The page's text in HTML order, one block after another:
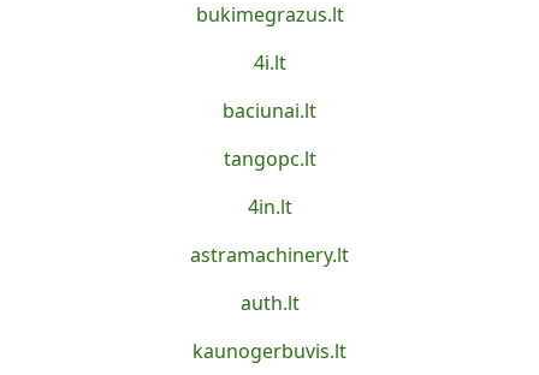
bukimegrazus.lt
4i.lt
baciunai.lt
tangopc.lt
4in.lt
astramachinery.lt
auth.lt
kaunogerbuvis.lt